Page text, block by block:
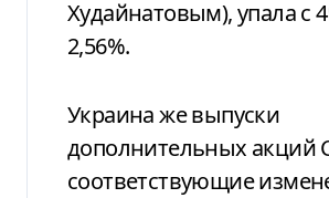
Худайнатовым), упала с
2,56%.
Украина же выпуски
дополнительных акций
соответствующие